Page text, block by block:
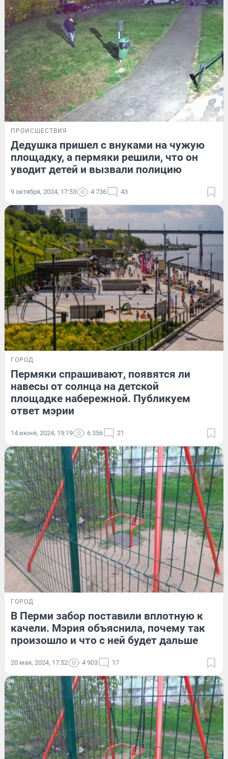
ПРОИСШЕСТВИЯ
Дедушка пришел с внуками на чужую
площадку, а пермяки решили, что он
уводит детей и вызвали полицию
9 октября, 2024, 17:53 4 736 43
ГОРОД
Пермяки спрашивают, появятся ли
навесы от солнца на детской
площадке набережной. Публикуем
ответ мэрии
14 июня, 2024, 19:19 6 356 21
ГОРОД
В Перми забор поставили вплотную к
качели. Мэрия объяснила, почему так
произошло и что с ней будет дальше
20 мая, 2024, 17:52 4 903 17